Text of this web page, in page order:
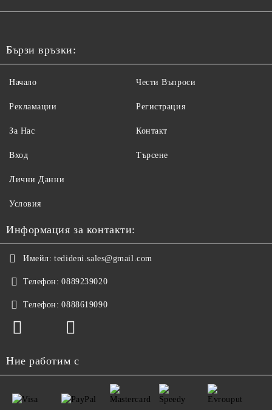
Бързи връзки:
Начало
Рекламации
За Нас
Вход
Чести Въпроси
Регистрация
Контакт
Търсене
Лични Данни
Условия
Информация за контакти:
Имейл: tedideni.sales@gmail.com
Телефон: 0889239020
Телефон: 0888619090
Ние работим с